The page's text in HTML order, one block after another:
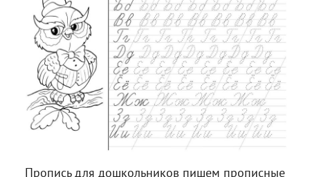
Пропись для дошкольников пишем прописные